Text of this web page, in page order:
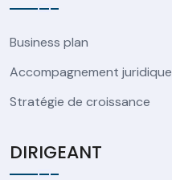
Business plan
Accompagnement juridique
Stratégie de croissance
DIRIGEANT